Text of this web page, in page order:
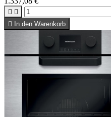
 

In den Warenkorb